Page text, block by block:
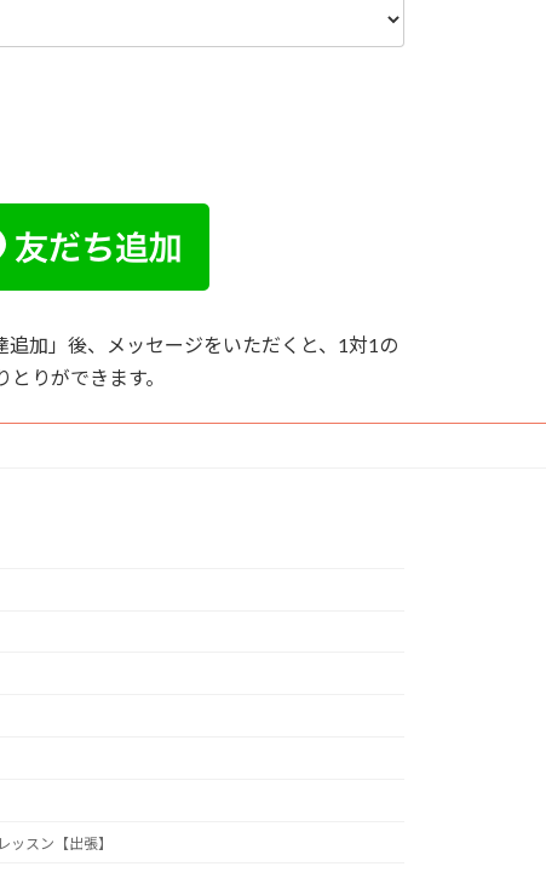
追加」後、メッセージをいただくと、1対1の
とりができます。
ッスン【出張】